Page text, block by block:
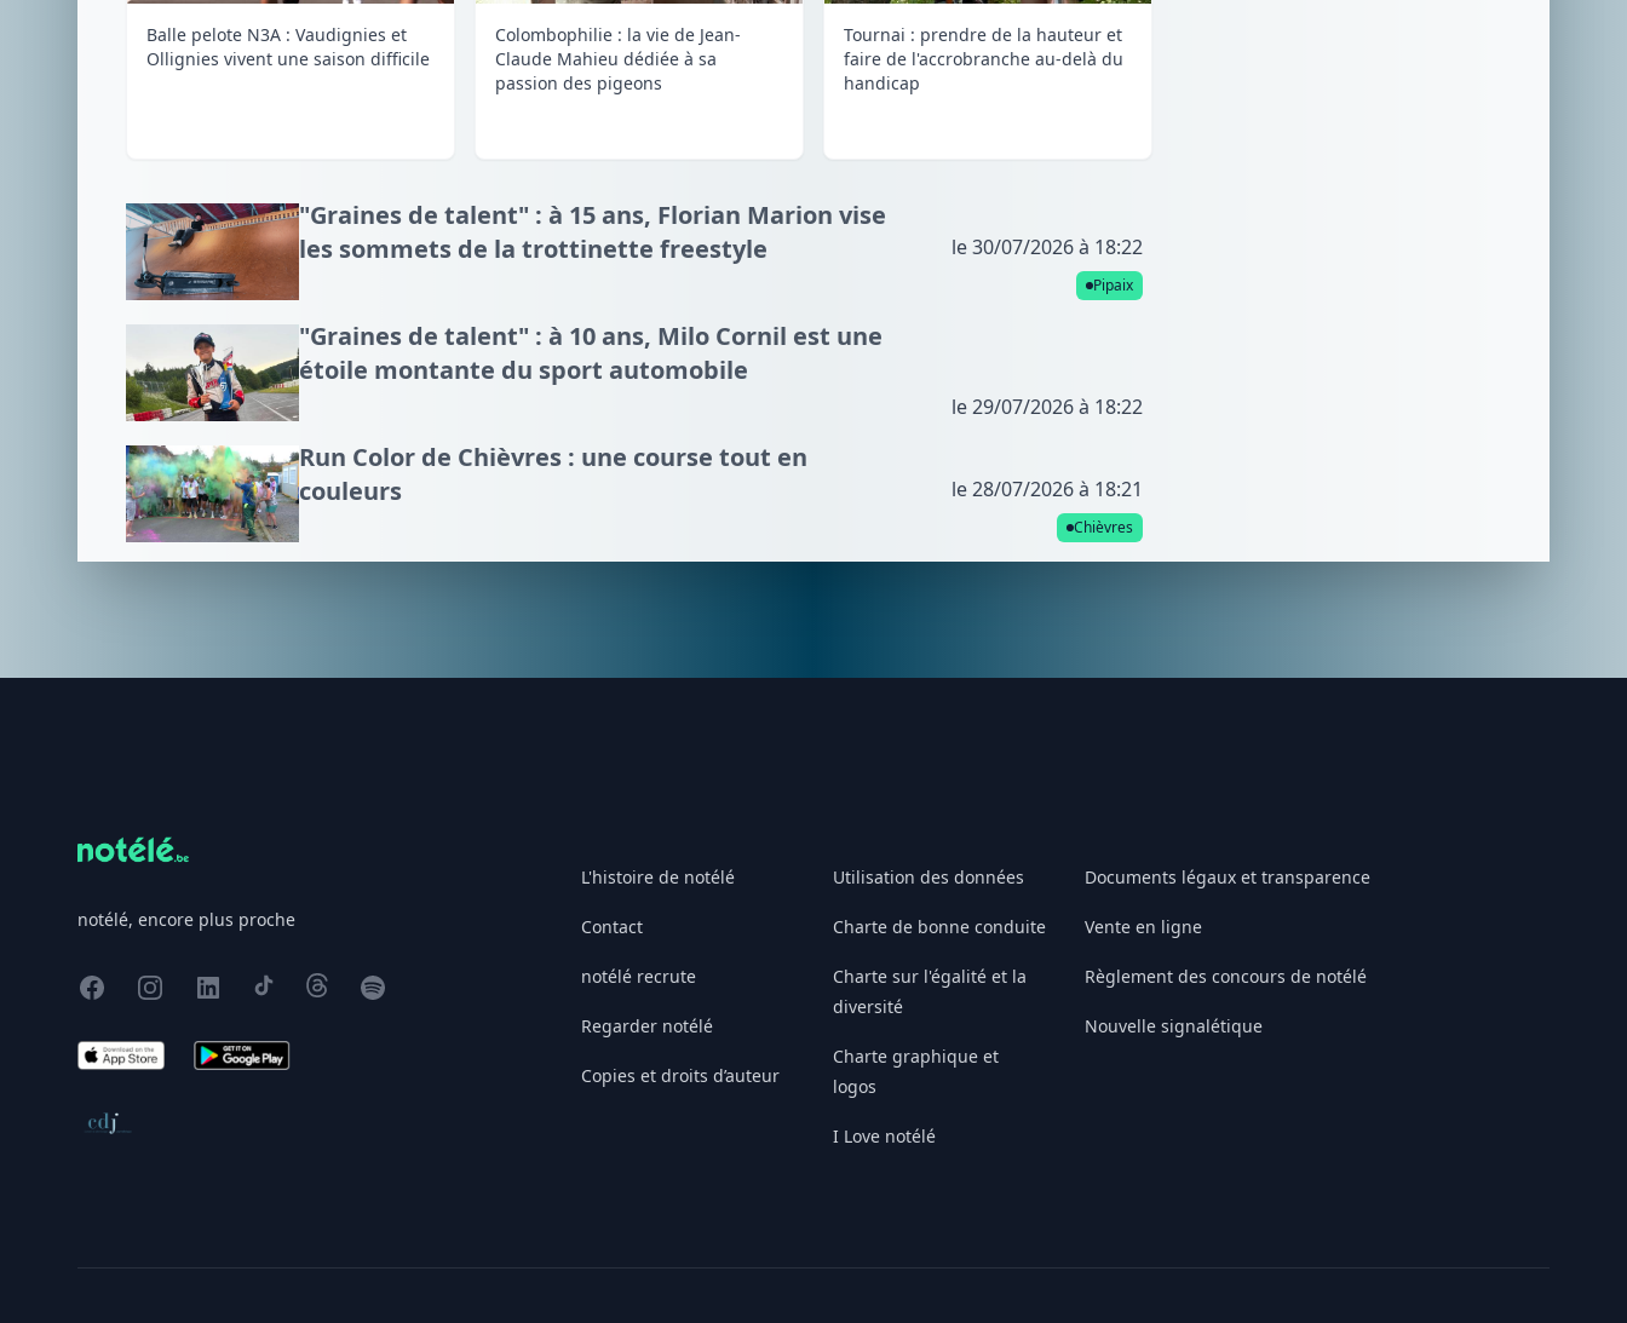
Balle pelote N3A : Vaudignies et
Ollignies vivent une saison difficile
Colombophilie : la vie de Jean-
Claude Mahieu dédiée à sa
passion des pigeons
Tournai : prendre de la hauteur et
faire de l'accrobranche au-delà du
handicap
"Graines de talent" : à 15 ans, Florian Marion vise
les sommets de la trottinette freestyle
le 30/07/2026 à 18:22
Pipaix
"Graines de talent" : à 10 ans, Milo Cornil est une
étoile montante du sport automobile
le 29/07/2026 à 18:22
Run Color de Chièvres : une course tout en
couleurs
le 28/07/2026 à 18:21
Chièvres
notélé, encore plus proche
FacebookInstagram
X TikTokThreadsSpotify
App Store Google Play
Conseil de déontologie journalistique
L'histoire de notélé
Contact
notélé recrute
Regarder notélé
Copies et droits d’auteur
Utilisation des données
Charte de bonne conduite
Charte sur l'égalité et la
diversité
Charte graphique et
logos
I Love notélé
Documents légaux et transparence
Vente en ligne
Règlement des concours de notélé
Nouvelle signalétique